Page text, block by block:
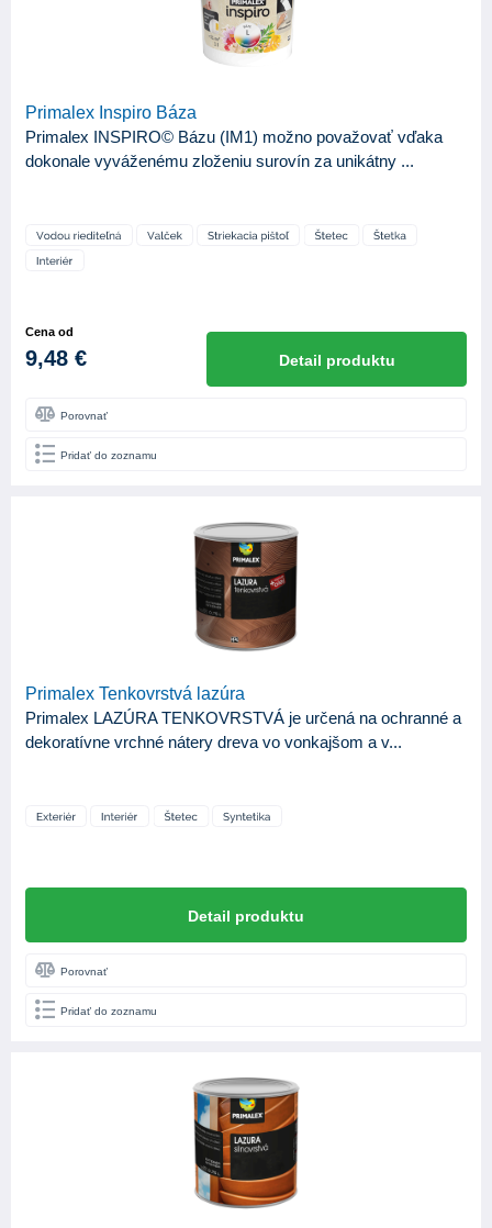
Primalex Inspiro Báza
Primalex INSPIRO© Bázu (IM1) možno považovať vďaka
dokonale vyváženému zloženiu surovín za unikátny ...
Cena od
9,48 € Detail produktu
Porovnať
Pridať do zoznamu
Primalex Tenkovrstvá lazúra
Primalex LAZÚRA TENKOVRSTVÁ je určená na ochranné a
dekoratívne vrchné nátery dreva vo vonkajšom a v...
Detail produktu
Porovnať
Pridať do zoznamu